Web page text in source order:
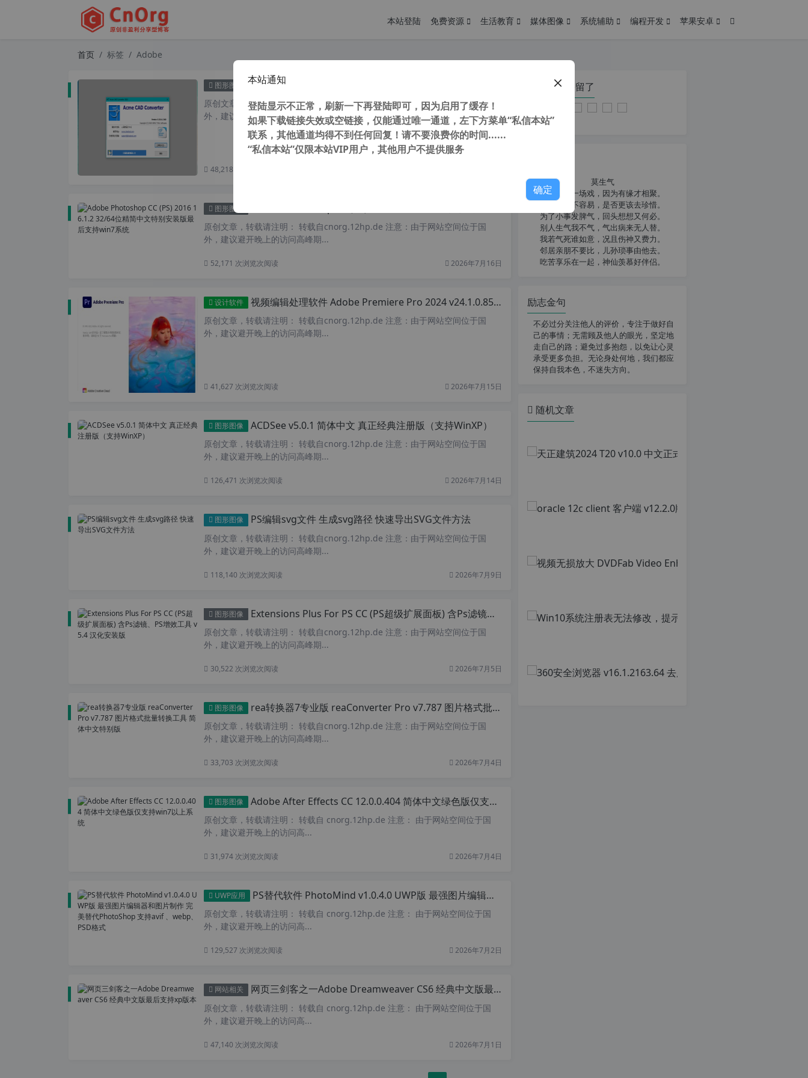
本站登陆 免费资源 生活教育 媒体图像 系统辅助 编程开发 苹果安卓
首页 标签 Adobe
图形图像 Acme CAD Converter 2023 8.10.6.1560 汉化中文版 小巧CAD看图软件 支持批量转换
原创文章，转载请注明： 转载自cnorg.12hp.de 注意：由于网站空间位于国
外，建议避开晚上的访问高峰期...
48,218 次浏览
图形图像
原创文章，转载请注明： 转载自cnorg.12hp.de 注意：由于网站空间位于国
外，建议避开晚上的访问高峰期...
52,171 次浏览次阅读 2026年7月16日
设计软件 视频编辑处理软件 Adobe Premiere Pro 2024 v24.1.0.85 x64 中文直装激活版
原创文章，转载请注明： 转载自cnorg.12hp.de 注意：由于网站空间位于国
外，建议避开晚上的访问高峰期...
41,627 次浏览次阅读 2026年7月15日
图形图像 ACDSee v5.0.1 简体中文 真正经典注册版（支持WinXP）
原创文章，转载请注明： 转载自cnorg.12hp.de 注意：由于网站空间位于国
外，建议避开晚上的访问高峰期...
126,471 次浏览次阅读 2026年7月14日
图形图像 PS编辑svg文件 生成svg路径 快速导出SVG文件方法
原创文章，转载请注明： 转载自cnorg.12hp.de 注意：由于网站空间位于国
外，建议避开晚上的访问高峰期...
118,140 次浏览次阅读 2026年7月9日
图形图像 Extensions Plus For PS CC (PS超级扩展面板) 含Ps滤镜、PS增效工具 v5.4 汉化安装版
原创文章，转载请注明： 转载自cnorg.12hp.de 注意：由于网站空间位于国
外，建议避开晚上的访问高峰期...
30,522 次浏览次阅读 2026年7月5日
图形图像 rea转换器7专业版 reaConverter Pro v7.787 图片格式批量转换工具 简体中文特别版
原创文章，转载请注明： 转载自cnorg.12hp.de 注意：由于网站空间位于国
外，建议避开晚上的访问高峰期...
33,703 次浏览次阅读 2026年7月4日
图形图像 Adobe After Effects CC 12.0.0.404 简体中文绿色版仅支持win7以上系统
原创文章，转载请注明： 转载自 cnorg.12hp.de 注意： 由于网站空间位于国
外，建议避开晚上的访问高...
31,974 次浏览次阅读 2026年7月4日
UWP应用 PS替代软件 PhotoMind v1.0.4.0 UWP版 最强图片编辑器和图片制作 完美替代PhotoShop 支持avif 、webp、PSD格式
原创文章，转载请注明： 转载自 cnorg.12hp.de 注意： 由于网站空间位于国
外，建议避开晚上的访问高...
129,527 次浏览次阅读 2026年7月2日
网站相关 网页三剑客之一Adobe Dreamweaver CS6 经典中文版最后支持xp版本
原创文章，转载请注明： 转载自 cnorg.12hp.de 注意： 由于网站空间位于国
外，建议避开晚上的访问高...
47,140 次浏览次阅读 2026年7月1日
您在本页停留了
莫生气
人生就像一场戏，因为有缘才相聚。
相扶到老不容易，是否更该去珍惜。
为了小事发脾气，回头想想又何必。
别人生气我不气，气出病来无人替。
我若气死谁如意，况且伤神又费力。
邻居亲朋不要比，儿孙琐事由他去。
吃苦享乐在一起，神仙羡慕好伴侣。
励志金句
不必过分关注他人的评价，专注于做好自
己的事情；无需顾及他人的眼光，坚定地
走自己的路；避免过多抱怨，以免让心灵
承受更多负担。无论身处何地，我们都应
保持自我本色，不迷失方向。
随机文章
本站通知
登陆显示不正常，刷新一下再登陆即可，因为启用了缓存！
如果下载链接失效或空链接，仅能通过唯一通道，左下方菜单“私信本站”
联系，其他通道均得不到任何回复！请不要浪费你的时间......
“私信本站”仅限本站VIP用户，其他用户不提供服务
确定